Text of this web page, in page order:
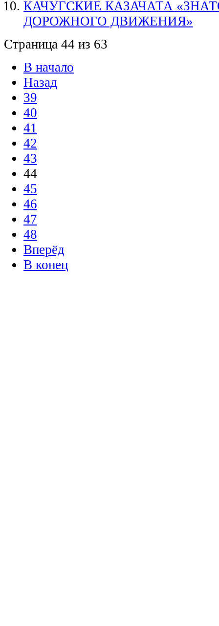
КАЧУГСКИЕ КАЗАЧАТА
ДОРОЖНОГО ДВИЖЕНИЯ»
Страница 44 из 63
В начало
Назад
39
40
41
42
43
44
45
46
47
48
Вперёд
В конец